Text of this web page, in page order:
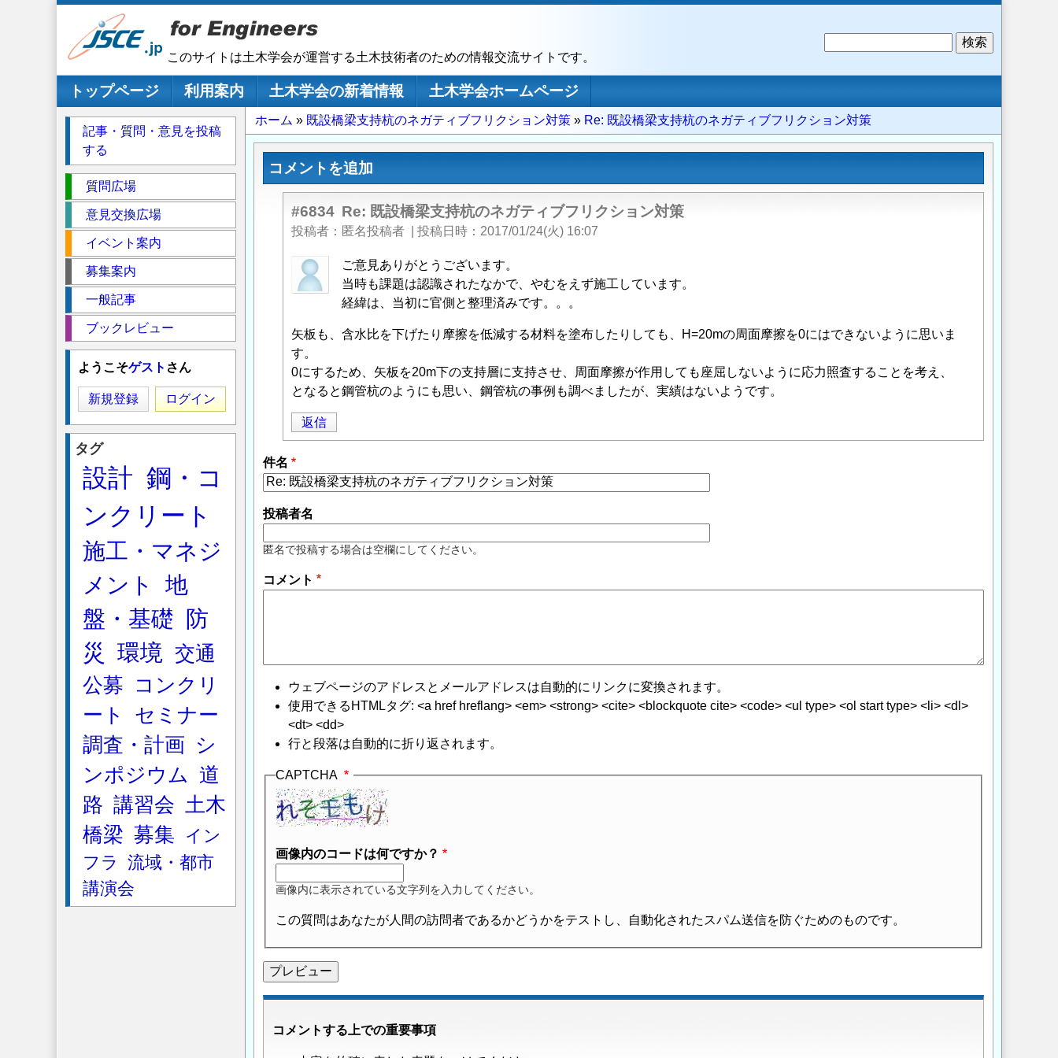
このサイトは土木学会が運営する土木技術者のための情報交流サイトです。
メインナビゲーション
トップページ 利用案内 土木学会の新着情報
土木学会ホームページ
パ
ン
ず
ホーム 既設橋梁支持杭のネガティブフリクション対策 Re: 既設橋梁支持杭のネガティブフリクション対策
コメントを追加
#6834 Re: 既設橋梁支持杭のネガティブフリクション対策
投稿者 匿名投稿者 投稿日時 2017/01/24(火) 16:07
匿
名
者
に
よ
る
「Re:
既
橋
梁
支
杭
ネ
ブ
フ
リ
ク
シ
ン
対
策」
の
信
ご意見ありがとうございます。
当時も課題は認識されたなかで、やむをえず施工しています。
経緯は、当初に官側と整理済みです。。。
矢板も、含水比を下げたり摩擦を低減する材料を塗布したりしても、H=20mの周面摩擦を0にはできないように思いま
す。
0にするため、矢板を20m下の支持層に支持させ、周面摩擦が作用しても座屈しないように応力照査することを考え、
となると鋼管杭のようにも思い、鋼管杭の事例も調べましたが、実績はないようです。
返信
件名
投稿者名
匿名で投稿する場合は空欄にしてください。
コメント
ウェブページのアドレスとメールアドレスは自動的にリンクに変換されます。
使用できるHTMLタグ: <a href hreflang> <em> <strong> <cite> <blockquote cite> <code> <ul type> <ol start type> <li> <dl>
<dt> <dd>
行と段落は自動的に折り返されます。
CAPTCHA
画像内のコードは何ですか？
画像内に表示されている文字列を入力してください。
この質問はあなたが人間の訪問者であるかどうかをテストし、自動化されたスパム送信を防ぐためのものです。
コメントする上での重要事項
記事・質問・意見を投稿
する
ク
シ
質問広場
意見交換広場
イベント案内
募集案内
一般記事
ブックレビュー
ようこそゲスト さん
新規登録 ログイン
タグ
設計 鋼・コ
ンクリート
施工・マネジ
メント
地
盤・基礎
防
災
環境 交通
公募
コンクリ
ート
セミナー
調査・計画
シ
ンポジウム 道
路 講習会 土木
橋梁 募集
イン
フラ
流域・都市
講演会